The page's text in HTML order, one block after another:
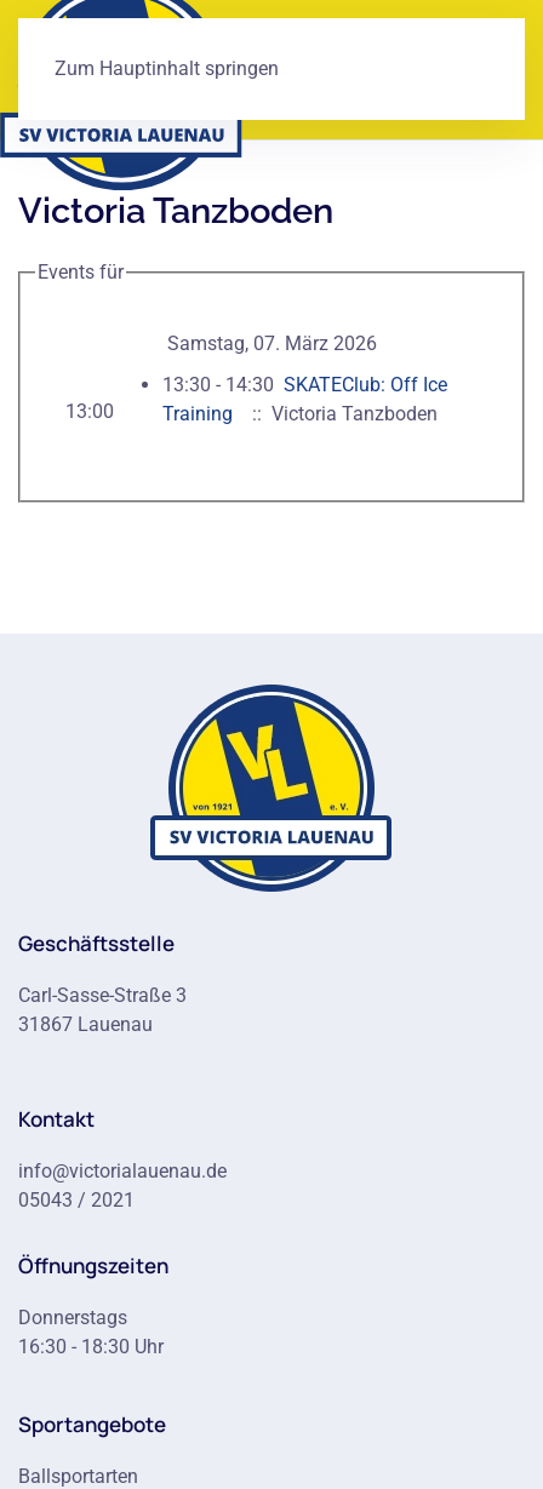
Zum Hauptinhalt springen
Victoria Tanzboden
Events für
Samstag, 07. März 2026
13:00
13:30 - 14:30 SKATEClub: Off Ice
Training
:: Victoria Tanzboden
Geschäftsstelle
Carl-Sasse-Straße 3
31867 Lauenau
Kontakt
info@victorialauenau.de
05043 / 2021
Öffnungszeiten
Donnerstags
16:30 - 18:30 Uhr
Sportangebote
Ballsportarten